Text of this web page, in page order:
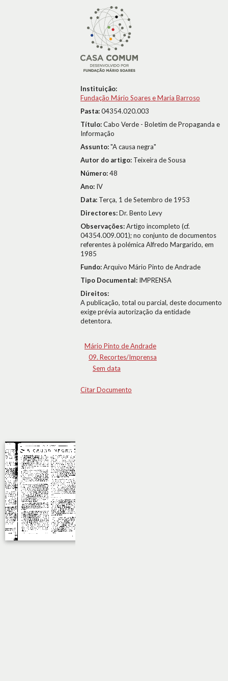
Instituição:
Fundação Mário Soares e Maria Barroso
Pasta:04354.020.003
Título:Cabo Verde - Boletim de Propaganda e
Informação
Assunto:"A causa negra"
Autor do artigo: Teixeira de Sousa
Número:48
Ano: IV
Data: Terça, 1 de Setembro de 1953
Directores:Dr. Bento Levy
Observações:Artigo incompleto (cf.
04354.009.001); no conjunto de documentos
referentes à polémica Alfredo Margarido, em
1985
Fundo:Arquivo Mário Pinto de Andrade
Tipo Documental: IMPRENSA
Direitos:
A publicação, total ou parcial, deste documento
exige prévia autorização da entidade
detentora.
Mário Pinto de Andrade
09. Recortes/Imprensa
Sem data
Citar Documento